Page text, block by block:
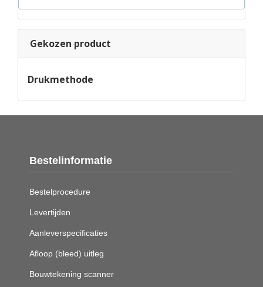
Gekozen product
Drukmethode
Bestelinformatie
Bestelprocedure
Levertijden
Aanleverspecificaties
Afloop (bleed) uitleg
Bouwtekening scanner